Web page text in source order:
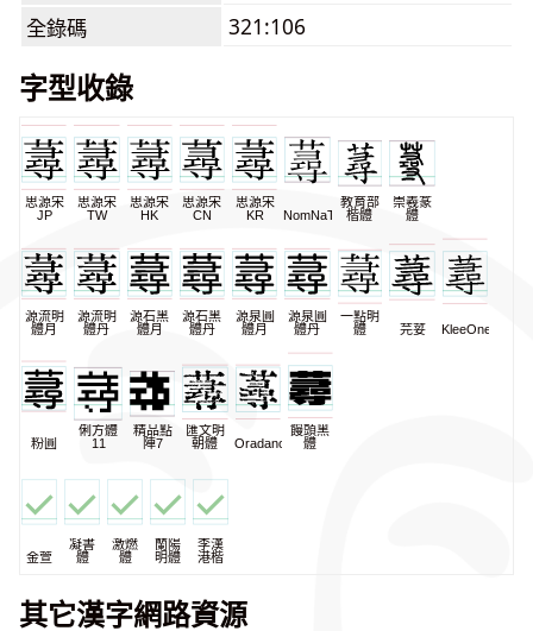
全錄碼
321:106
字型收錄
思源宋
JP
思源宋
TW
思源宋
HK
思源宋
CN
思源宋
KR
NomNaTong
教育部
楷體
崇羲篆
體
源流明
體月
源流明
體丹
源石黑
體月
源石黑
體丹
源泉圓
體月
源泉圓
體丹
一點明
體
芫荽 KleeOne
粉圓
俐方體
11
精品點
陣7
匯文明
朝體
Oradano
饅頭黑
體
金萱
凝書
體
激燃
體
蘭陽
明體
李漢
港楷
其它漢字網路資源